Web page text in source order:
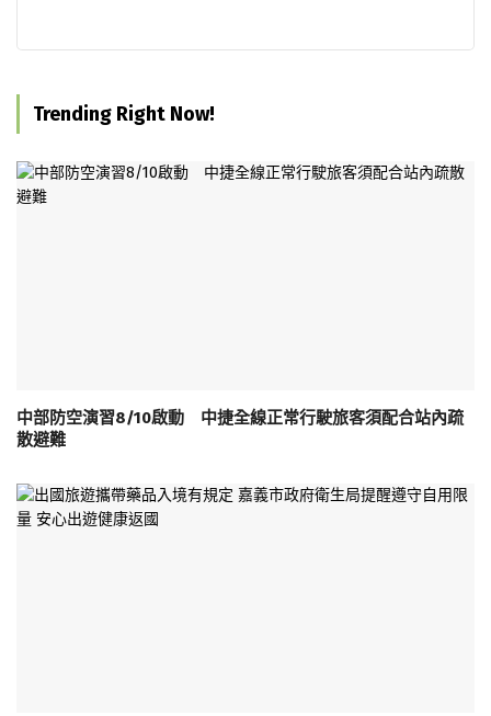
Trending Right Now!
中部防空演習8/10啟動 中捷全線正常行駛旅客須配合站內疏
散避難